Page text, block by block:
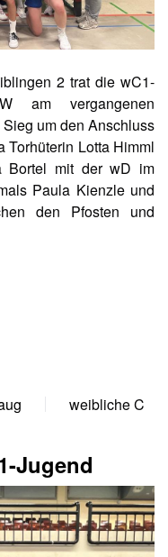
2 trat die wC1-
am vergangenen
um den Anschluss
Torhüterin Lotta Himml
Bortel mit der wD im
Paula Kienzle und
den Pfosten und
weibliche C
Jugend